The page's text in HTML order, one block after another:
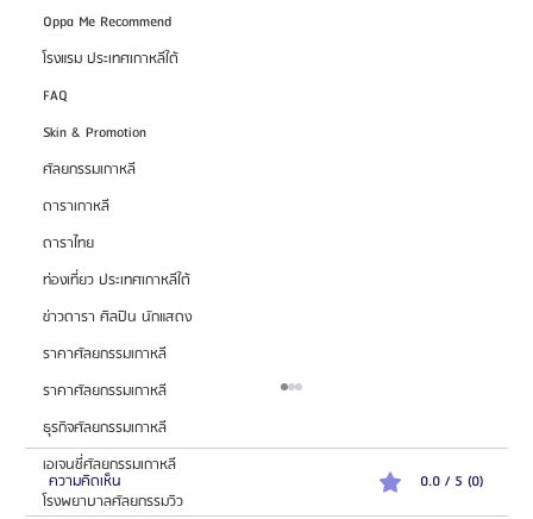
Oppa Me Recommend
โรงแรม ประเทศเกาหลีใต้
FAQ
Skin & Promotion
ศัลยกรรมเกาหลี
ดาราเกาหลี
ดาราไทย
ท่องเที่ยว ประเทศเกาหลีใต้
ข่าวดารา ศิลปิน นักแสดง
ราคาศัลยกรรมเกาหลี
ราคาศัลยกรรมเกาหลี
ธุรกิจศัลยกรรมเกาหลี
เอเจนซี่ศัลยกรรมเกาหลี
โรงพยาบาลศัลยกรรมวิว
ความคิดเห็น 0.0 / 5 (0)